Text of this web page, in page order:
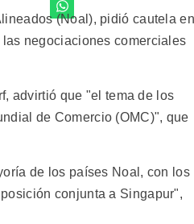
(Noal), pidió cautela en
negociaciones comerciales
advirtió que "el tema de los
de Comercio (OMC)", que
de los países Noal, con los
conjunta a Singapur",